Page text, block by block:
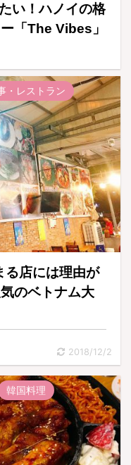
い！ハノイの格
「The Vibes」
・レストラン
る店には理由が
のベトナム大
2018/12/2
韓国料理